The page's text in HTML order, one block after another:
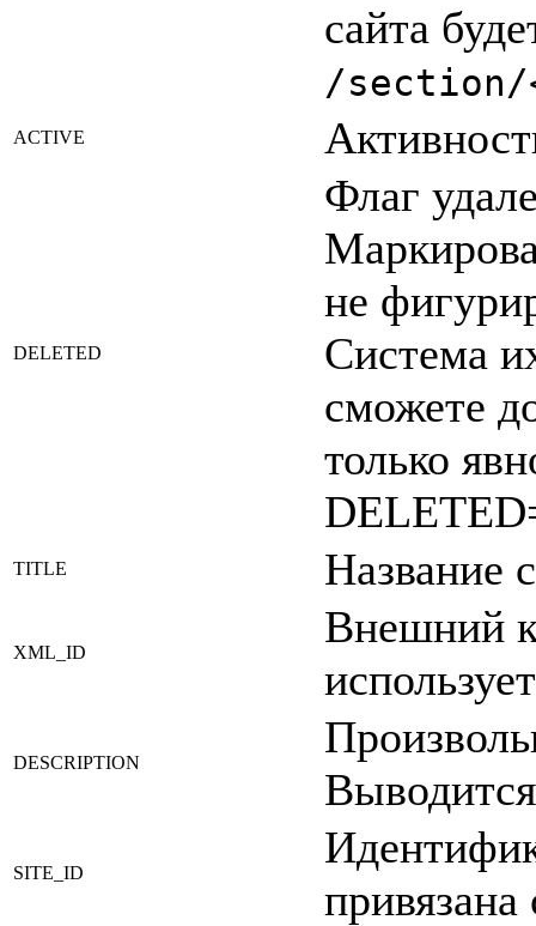
сайта
/section/
ACTIVE
DELETED
Флаг
не
Система
сможете
только
TITLE Название
XML_ID
Внешний
DESCRIPTION
SITE_ID